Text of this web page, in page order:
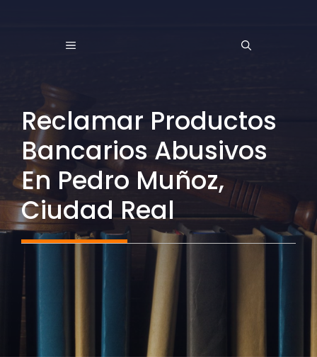
MENÚ
Reclamar Productos
Bancarios Abusivos
En Pedro Muñoz,
Ciudad Real